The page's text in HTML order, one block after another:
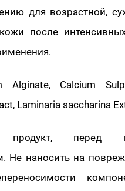
для возрастной,
после
Alginate, Calcium
Laminaria saccharina
продукт, перед
Не наносить на